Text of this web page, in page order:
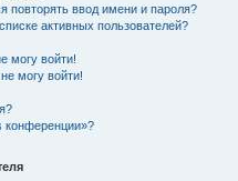
повторять ввод имени и пароля?
активных пользователей?
могу войти!
могу войти!
конференции»?